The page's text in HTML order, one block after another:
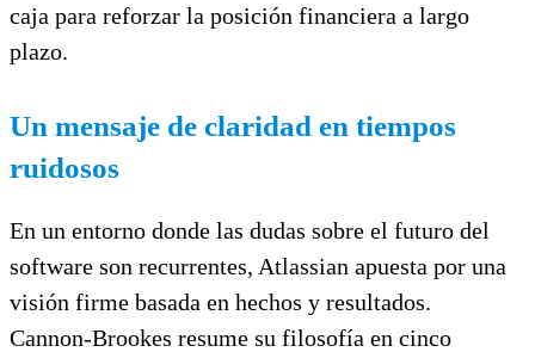
caja para reforzar la posición financiera a largo
plazo.
Un mensaje de claridad en tiempos
ruidosos
En un entorno donde las dudas sobre el futuro del
software son recurrentes, Atlassian apuesta por una
visión firme basada en hechos y resultados.
Cannon‑Brookes resume su filosofía en cinco